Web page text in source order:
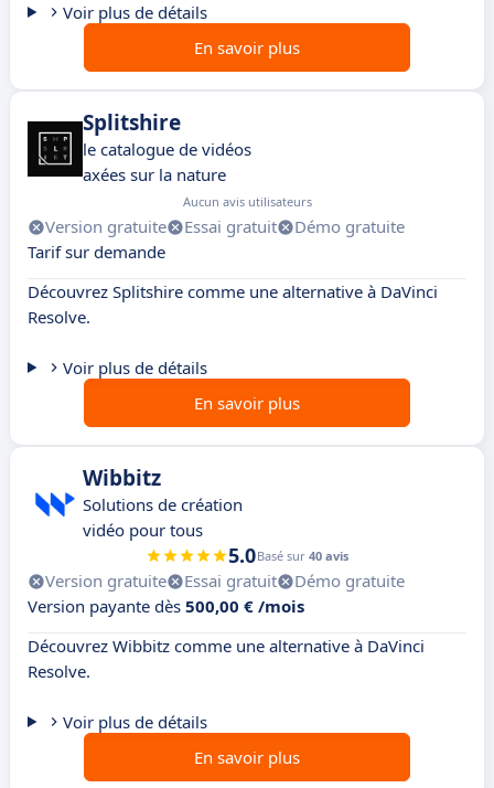
Voir plus de détails
En savoir plus
Splitshire
le catalogue de vidéos
axées sur la nature
Aucun avis utilisateurs
Version gratuite Essai gratuit
Démo gratuite
Tarif sur demande
Découvrez Splitshire comme une alternative à DaVinci
Resolve.
Voir plus de détails
En savoir plus
Wibbitz
Solutions de création
vidéo pour tous
5.0Basé sur 40 avis
Version gratuite Essai gratuit
Démo gratuite
Version payante dès 500,00 € /mois
Découvrez Wibbitz comme une alternative à DaVinci
Resolve.
Voir plus de détails
En savoir plus